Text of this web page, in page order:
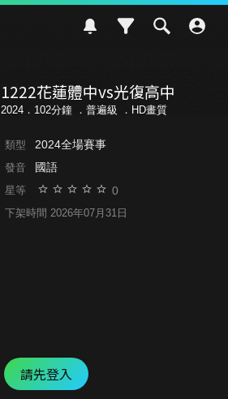
1222花蓮體中vs光復高中
2024．102分鐘 ． 普遍級 ．HD畫質
類型 2024全場賽事
發音 國語
星等 0
下架時間 2026年07月31日
請先登入